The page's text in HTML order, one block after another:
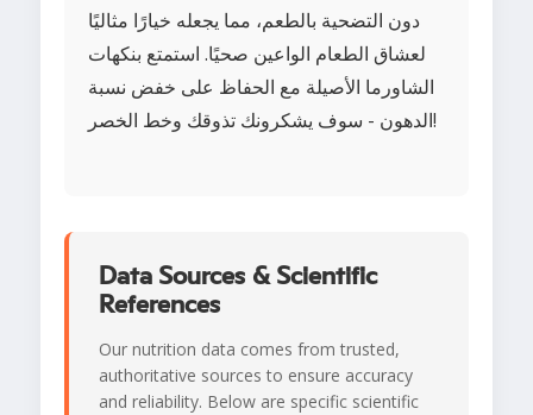
دون التضحية بالطعم، مما يجعله خيارًا مثاليًا
لعشاق الطعام الواعين صحيًا. استمتع بنكهات
الشاورما الأصيلة مع الحفاظ على خفض نسبة
الدهون - سوف يشكرونك تذوقك وخط الخصر!
Data Sources & Scientific
References
Our nutrition data comes from trusted,
authoritative sources to ensure accuracy
and reliability. Below are specific scientific